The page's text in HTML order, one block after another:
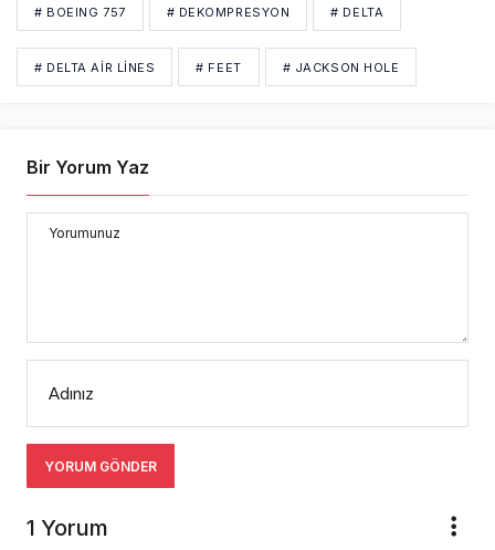
# BOEING 757 # DEKOMPRESYON # DELTA
# DELTA AIR LINES # FEET # JACKSON HOLE
Bir Yorum Yaz
Yorumunuz
Adınız
YORUM GÖNDER
1 Yorum